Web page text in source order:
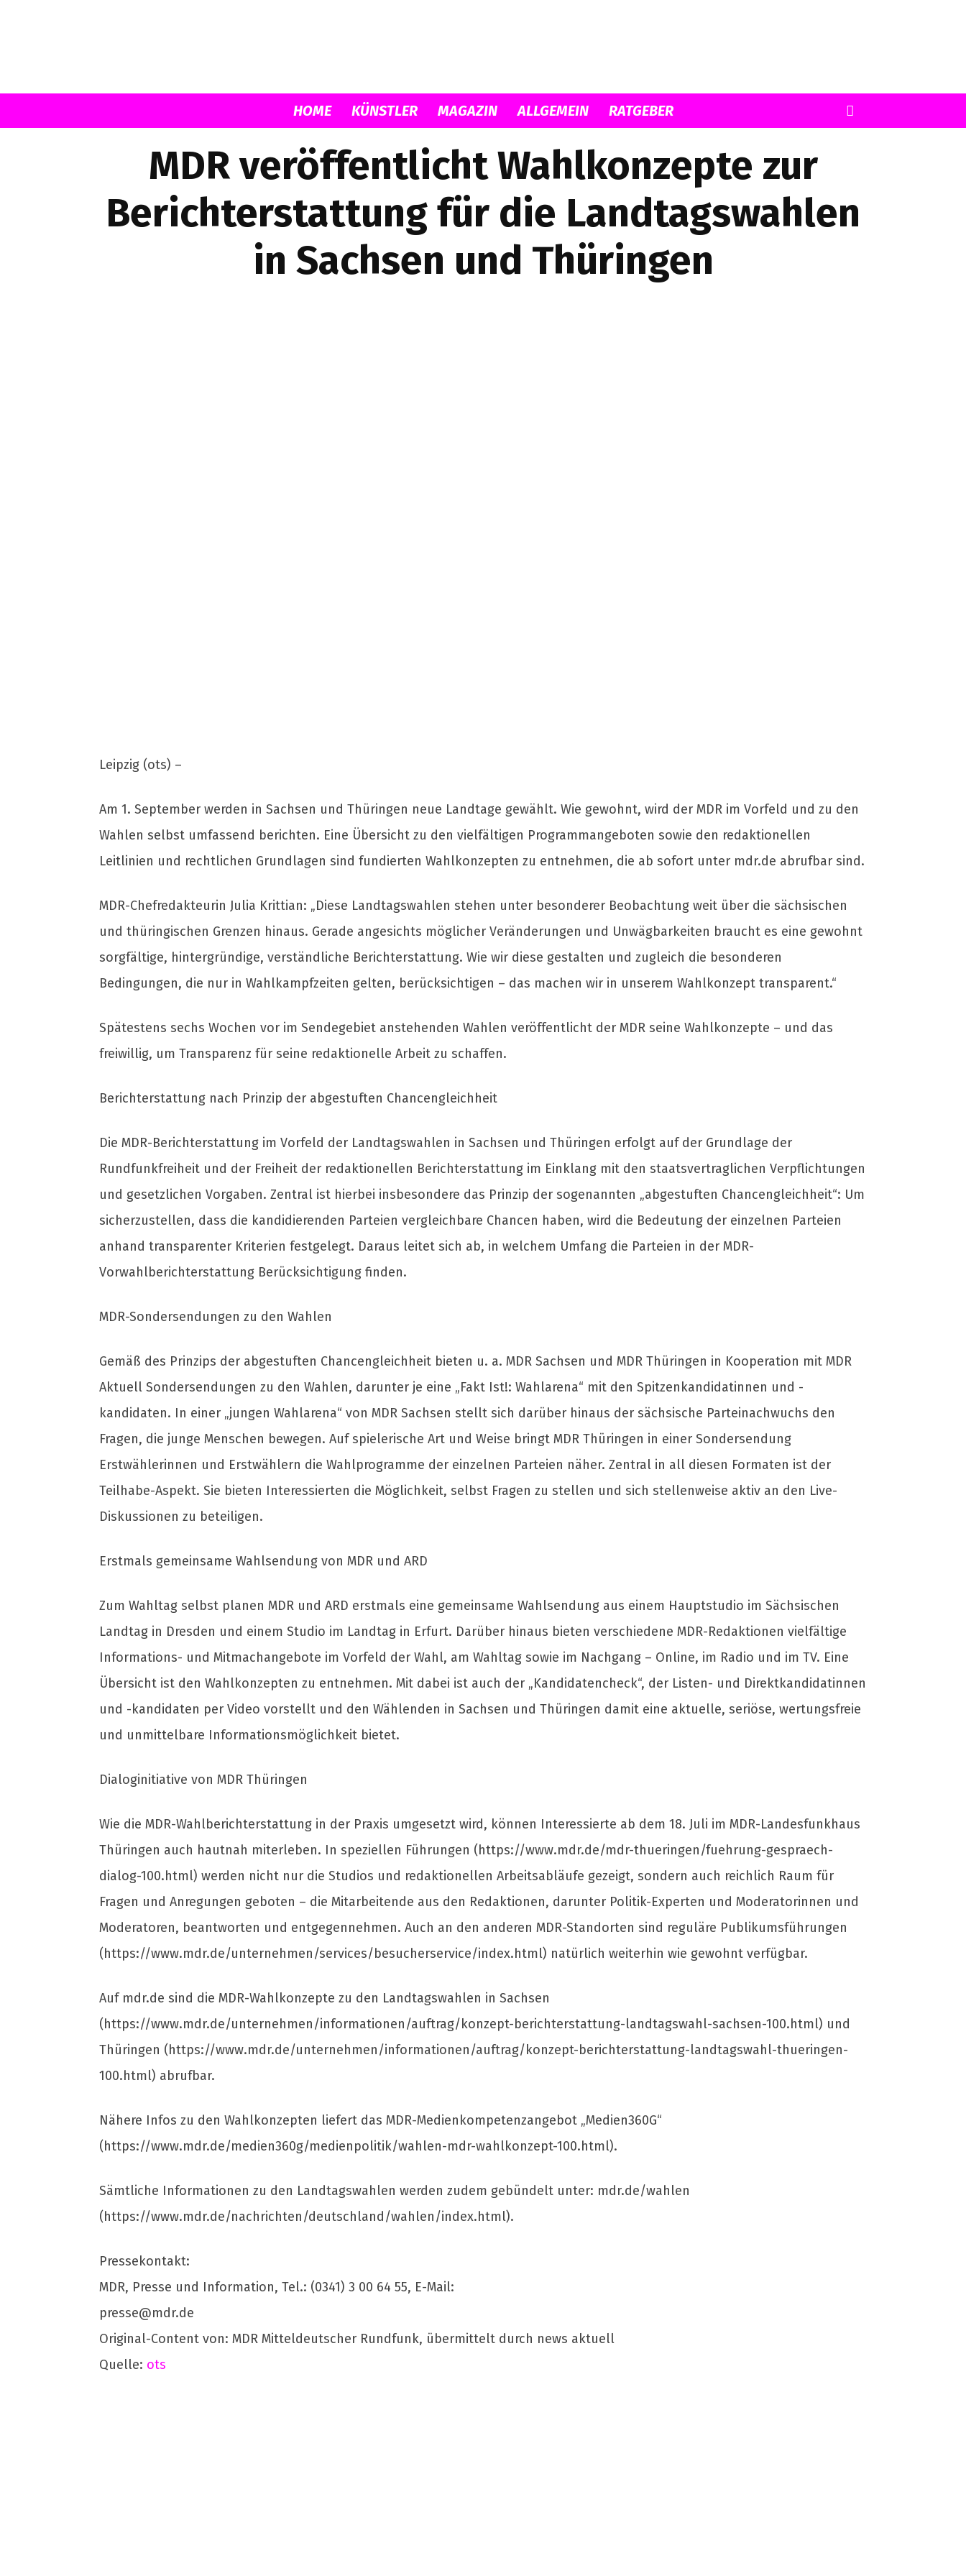
Musicload
HOME KÜNSTLER MAGAZIN ALLGEMEIN RATGEBER
MDR veröffentlicht Wahlkonzepte zur
Berichterstattung für die Landtagswahlen
in Sachsen und Thüringen
Leipzig (ots) –
Am 1. September werden in Sachsen und Thüringen neue Landtage gewählt. Wie gewohnt, wird der MDR im Vorfeld und zu den
Wahlen selbst umfassend berichten. Eine Übersicht zu den vielfältigen Programmangeboten sowie den redaktionellen
Leitlinien und rechtlichen Grundlagen sind fundierten Wahlkonzepten zu entnehmen, die ab sofort unter mdr.de abrufbar sind.
MDR-Chefredakteurin Julia Krittian: „Diese Landtagswahlen stehen unter besonderer Beobachtung weit über die sächsischen
und thüringischen Grenzen hinaus. Gerade angesichts möglicher Veränderungen und Unwägbarkeiten braucht es eine gewohnt
sorgfältige, hintergründige, verständliche Berichterstattung. Wie wir diese gestalten und zugleich die besonderen
Bedingungen, die nur in Wahlkampfzeiten gelten, berücksichtigen – das machen wir in unserem Wahlkonzept transparent.“
Spätestens sechs Wochen vor im Sendegebiet anstehenden Wahlen veröffentlicht der MDR seine Wahlkonzepte – und das
freiwillig, um Transparenz für seine redaktionelle Arbeit zu schaffen.
Berichterstattung nach Prinzip der abgestuften Chancengleichheit
Die MDR-Berichterstattung im Vorfeld der Landtagswahlen in Sachsen und Thüringen erfolgt auf der Grundlage der
Rundfunkfreiheit und der Freiheit der redaktionellen Berichterstattung im Einklang mit den staatsvertraglichen Verpflichtungen
und gesetzlichen Vorgaben. Zentral ist hierbei insbesondere das Prinzip der sogenannten „abgestuften Chancengleichheit“: Um
sicherzustellen, dass die kandidierenden Parteien vergleichbare Chancen haben, wird die Bedeutung der einzelnen Parteien
anhand transparenter Kriterien festgelegt. Daraus leitet sich ab, in welchem Umfang die Parteien in der MDR-
Vorwahlberichterstattung Berücksichtigung finden.
MDR-Sondersendungen zu den Wahlen
Gemäß des Prinzips der abgestuften Chancengleichheit bieten u. a. MDR Sachsen und MDR Thüringen in Kooperation mit MDR
Aktuell Sondersendungen zu den Wahlen, darunter je eine „Fakt Ist!: Wahlarena“ mit den Spitzenkandidatinnen und -
kandidaten. In einer „jungen Wahlarena“ von MDR Sachsen stellt sich darüber hinaus der sächsische Parteinachwuchs den
Fragen, die junge Menschen bewegen. Auf spielerische Art und Weise bringt MDR Thüringen in einer Sondersendung
Erstwählerinnen und Erstwählern die Wahlprogramme der einzelnen Parteien näher. Zentral in all diesen Formaten ist der
Teilhabe-Aspekt. Sie bieten Interessierten die Möglichkeit, selbst Fragen zu stellen und sich stellenweise aktiv an den Live-
Diskussionen zu beteiligen.
Erstmals gemeinsame Wahlsendung von MDR und ARD
Zum Wahltag selbst planen MDR und ARD erstmals eine gemeinsame Wahlsendung aus einem Hauptstudio im Sächsischen
Landtag in Dresden und einem Studio im Landtag in Erfurt. Darüber hinaus bieten verschiedene MDR-Redaktionen vielfältige
Informations- und Mitmachangebote im Vorfeld der Wahl, am Wahltag sowie im Nachgang – Online, im Radio und im TV. Eine
Übersicht ist den Wahlkonzepten zu entnehmen. Mit dabei ist auch der „Kandidatencheck“, der Listen- und Direktkandidatinnen
und -kandidaten per Video vorstellt und den Wählenden in Sachsen und Thüringen damit eine aktuelle, seriöse, wertungsfreie
und unmittelbare Informationsmöglichkeit bietet.
Dialoginitiative von MDR Thüringen
Wie die MDR-Wahlberichterstattung in der Praxis umgesetzt wird, können Interessierte ab dem 18. Juli im MDR-Landesfunkhaus
Thüringen auch hautnah miterleben. In speziellen Führungen (https://www.mdr.de/mdr-thueringen/fuehrung-gespraech-
dialog-100.html) werden nicht nur die Studios und redaktionellen Arbeitsabläufe gezeigt, sondern auch reichlich Raum für
Fragen und Anregungen geboten – die Mitarbeitende aus den Redaktionen, darunter Politik-Experten und Moderatorinnen und
Moderatoren, beantworten und entgegennehmen. Auch an den anderen MDR-Standorten sind reguläre Publikumsführungen
(https://www.mdr.de/unternehmen/services/besucherservice/index.html) natürlich weiterhin wie gewohnt verfügbar.
Auf mdr.de sind die MDR-Wahlkonzepte zu den Landtagswahlen in Sachsen
(https://www.mdr.de/unternehmen/informationen/auftrag/konzept-berichterstattung-landtagswahl-sachsen-100.html) und
Thüringen (https://www.mdr.de/unternehmen/informationen/auftrag/konzept-berichterstattung-landtagswahl-thueringen-
100.html) abrufbar.
Nähere Infos zu den Wahlkonzepten liefert das MDR-Medienkompetenzangebot „Medien360G“
(https://www.mdr.de/medien360g/medienpolitik/wahlen-mdr-wahlkonzept-100.html).
Sämtliche Informationen zu den Landtagswahlen werden zudem gebündelt unter: mdr.de/wahlen
(https://www.mdr.de/nachrichten/deutschland/wahlen/index.html).
Pressekontakt:
MDR, Presse und Information, Tel.: (0341) 3 00 64 55, E-Mail:
presse@mdr.de
Original-Content von: MDR Mitteldeutscher Rundfunk, übermittelt durch news aktuell
Quelle: ots